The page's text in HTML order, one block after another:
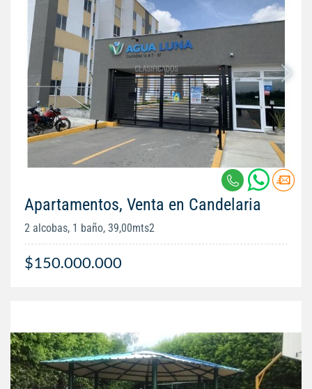
Apartamentos, Venta en Candelaria
2 alcobas, 1 baño, 39,00mts2
$150.000.000